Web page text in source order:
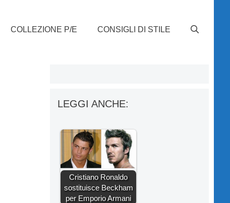
COLLEZIONE P/E CONSIGLI DI STILE
LEGGI ANCHE:
Cristiano Ronaldo
sostituisce Beckham
per Emporio Armani